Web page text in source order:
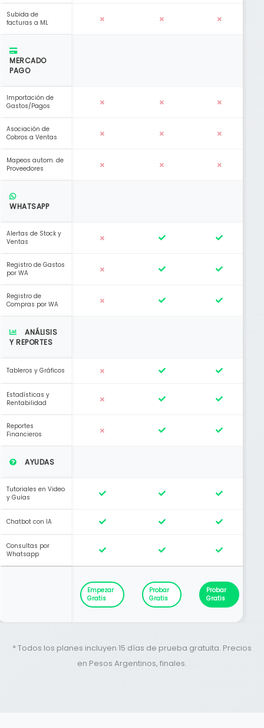
Subida de
facturas a ML
MERCADO
PAGO
Importación de
Gastos/Pagos
Asociación de
Cobros a Ventas
Mapeos autom. de
Proveedores
WHATSAPP
Alertas de Stock y
Ventas
Registro de Gastos
por WA
Registro de
Compras por WA
ANÁLISIS
Y REPORTES
Tableros y Gráficos
Estadísticas y
Rentabilidad
Reportes
Financieros
AYUDAS
Tutoriales en Video
y Guías
Chatbot con IA
Consultas por
Whatsapp
Empezar
Gratis
Probar
Gratis
Probar
Gratis
* Todos los planes incluyen 15 días de prueba gratuita. Precios
en Pesos Argentinos, finales.